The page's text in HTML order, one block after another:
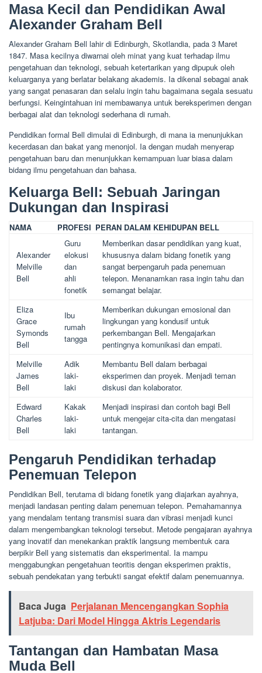
Masa Kecil dan Pendidikan Awal
Alexander Graham Bell
Alexander Graham Bell lahir di Edinburgh, Skotlandia, pada 3 Maret
1847. Masa kecilnya diwarnai oleh minat yang kuat terhadap ilmu
pengetahuan dan teknologi, sebuah ketertarikan yang dipupuk oleh
keluarganya yang berlatar belakang akademis. Ia dikenal sebagai anak
yang sangat penasaran dan selalu ingin tahu bagaimana segala sesuatu
berfungsi. Keingintahuan ini membawanya untuk bereksperimen dengan
berbagai alat dan teknologi sederhana di rumah.
Pendidikan formal Bell dimulai di Edinburgh, di mana ia menunjukkan
kecerdasan dan bakat yang menonjol. Ia dengan mudah menyerap
pengetahuan baru dan menunjukkan kemampuan luar biasa dalam
bidang ilmu pengetahuan dan bahasa.
Keluarga Bell: Sebuah Jaringan
Dukungan dan Inspirasi
NAMA PROFESI PERAN DALAM KEHIDUPAN BELL
Alexander
Melville
Bell
Guru
elokusi
dan
ahli
fonetik
Memberikan dasar pendidikan yang kuat,
khususnya dalam bidang fonetik yang
sangat berpengaruh pada penemuan
telepon. Menanamkan rasa ingin tahu dan
semangat belajar.
Eliza
Grace
Symonds
Bell
Ibu
rumah
tangga
Memberikan dukungan emosional dan
lingkungan yang kondusif untuk
perkembangan Bell. Mengajarkan
pentingnya komunikasi dan empati.
Melville
James
Bell
Adik
laki-
laki
Membantu Bell dalam berbagai
eksperimen dan proyek. Menjadi teman
diskusi dan kolaborator.
Edward
Charles
Bell
Kakak
laki-
laki
Menjadi inspirasi dan contoh bagi Bell
untuk mengejar cita-cita dan mengatasi
tantangan.
Pengaruh Pendidikan terhadap
Penemuan Telepon
Pendidikan Bell, terutama di bidang fonetik yang diajarkan ayahnya,
menjadi landasan penting dalam penemuan telepon. Pemahamannya
yang mendalam tentang transmisi suara dan vibrasi menjadi kunci
dalam mengembangkan teknologi tersebut. Metode pengajaran ayahnya
yang inovatif dan menekankan praktik langsung membentuk cara
berpikir Bell yang sistematis dan eksperimental. Ia mampu
menggabungkan pengetahuan teoritis dengan eksperimen praktis,
sebuah pendekatan yang terbukti sangat efektif dalam penemuannya.
Baca Juga Perjalanan Mencengangkan Sophia
Latjuba: Dari Model Hingga Aktris Legendaris
Tantangan dan Hambatan Masa
Muda Bell